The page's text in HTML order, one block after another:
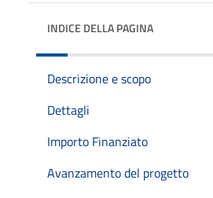
INDICE DELLA PAGINA
Descrizione e scopo
Dettagli
Importo Finanziato
Avanzamento del progetto